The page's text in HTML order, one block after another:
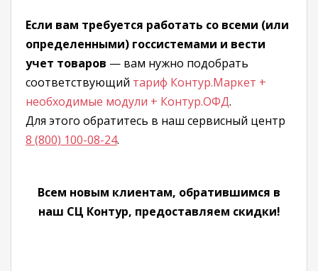
Если вам требуется работать со всеми (или
определенными) госсистемами и вести
учет товаров — вам нужно подобрать
соответствующий тариф Контур.Маркет +
необходимые модули + Контур.ОФД.
Для этого обратитесь в наш сервисный центр
8 (800) 100-08-24.
Всем новым клиентам, обратившимся в
наш СЦ Контур, предоставляем скидки!